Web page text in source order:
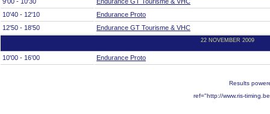
10'40 - 12'10
Endurance Proto
12'50 - 18'50
Endurance GT Tourisme & VHC
22 NOVEMBER 2009
10'00 - 16'00 Endurance Proto
Results
ref="http://www.ris-